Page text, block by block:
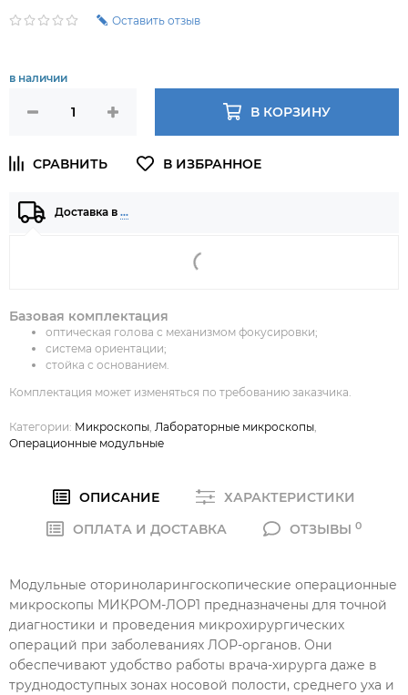
Оставить отзыв
в наличии
В КОРЗИНУ
Доставка в …
Базовая комплектация
оптическая голова с механизмом фокусировки;
система ориентации;
стойка с основанием.
Комплектация может изменяться по требованию заказчика.
Категории: Микроскопы Лабораторные микроскопы
Операционные модульные
ОПИСАНИЕ
ХАРАКТЕРИСТИКИ
ОПЛАТА И ДОСТАВКА
ОТЗЫВЫ 0
Модульные оториноларингоскопические операционные
микроскопы МИКРОМ-ЛОР1 предназначены для точной
диагностики и проведения микрохирургических
операций при заболеваниях ЛОР-органов. Они
обеспечивают удобство работы врача-хирурга даже в
труднодоступных зонах носовой полости, среднего уха и